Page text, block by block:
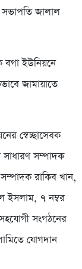
সভাপতি জালাল
ইউনিয়নে
জামায়াতে
স্বেচ্ছাসেবক
সম্পাদক
রাকিব খান,
৭ নম্বর
সংগঠনের
যোগদান